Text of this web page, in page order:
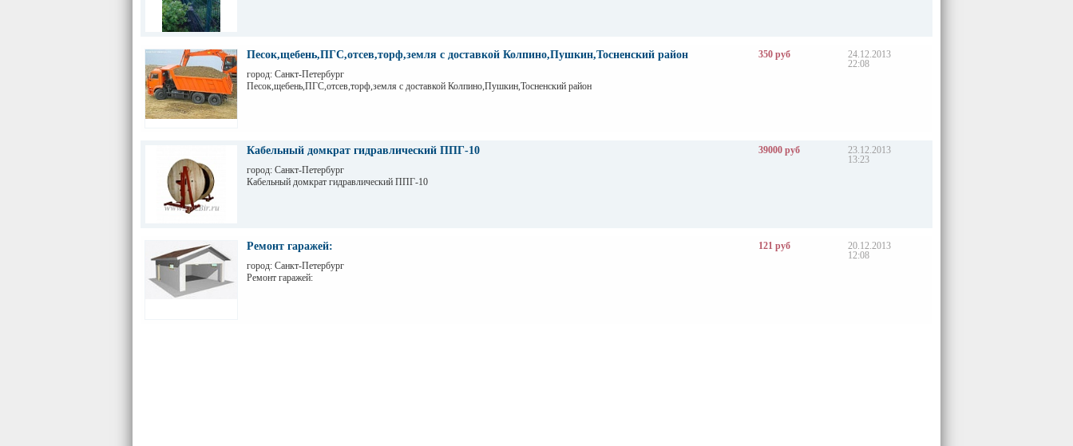
Песок,щебень,ПГС,отсев,торф,земля с доставкой Колпино,Пушкин,Тосненский район
город: Санкт-Петербург
Песок,щебень,ПГС,отсев,торф,земля с доставкой Колпино,Пушкин,Тосненский район
24.12.2013
22:08
350 руб
Кабельный домкрат гидравлический ППГ-10
город: Санкт-Петербург
Кабельный домкрат гидравлический ППГ-10
23.12.2013
13:23
39000 руб
Ремонт гаражей:
город: Санкт-Петербург
Ремонт гаражей:
20.12.2013
12:08
121 руб